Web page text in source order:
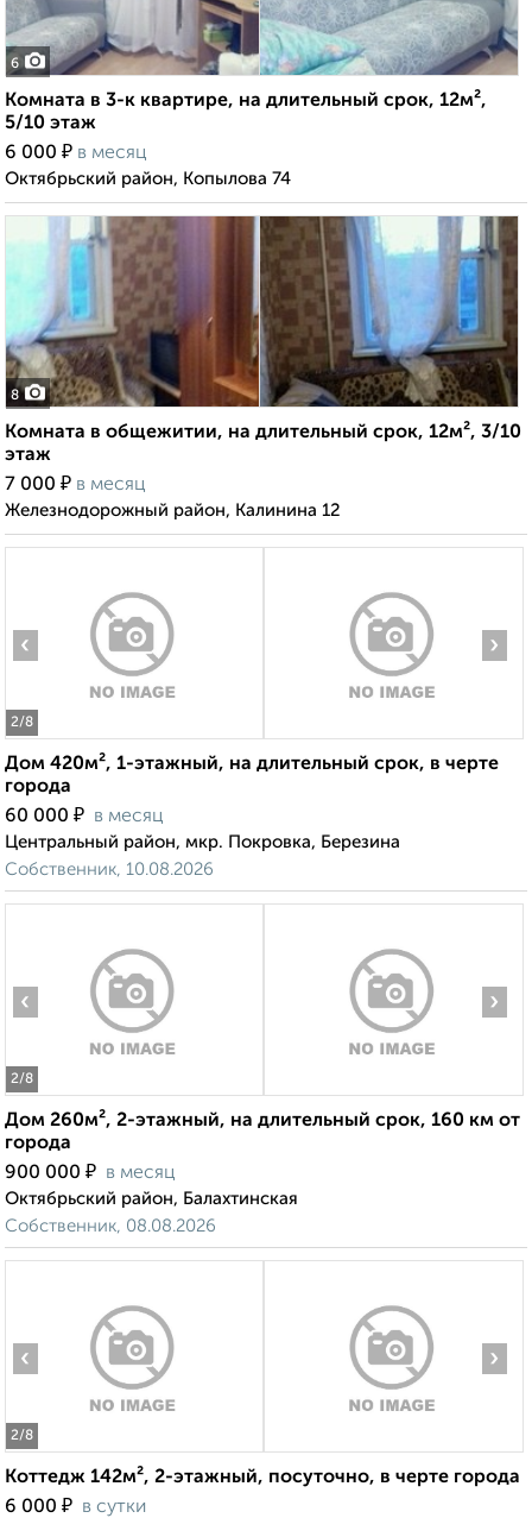
6
Комната в 3-к квартире, на длительный срок, 12м²,
5/10 этаж
6 000 ₽ в месяц
Октябрьский район, Копылова 74
8
Комната в общежитии, на длительный срок, 12м², 3/10
этаж
7 000 ₽ в месяц
Железнодорожный район, Калинина 12
2/8
‹ ›
Дом 420м², 1-этажный, на длительный срок, в черте
города
60 000 ₽ в месяц
Центральный район, мкр. Покровка, Березина
Собственник, 10.08.2026
2/8
‹ ›
Дом 260м², 2-этажный, на длительный срок, 160 км от
города
900 000 ₽ в месяц
Октябрьский район, Балахтинская
Собственник, 08.08.2026
2/8
‹ ›
Коттедж 142м², 2-этажный, посуточно, в черте города
6 000 ₽ в сутки